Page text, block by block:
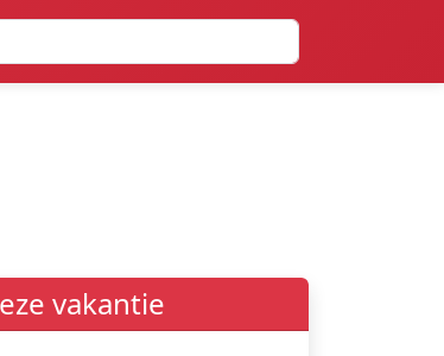
vakantie